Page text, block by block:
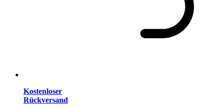
Kostenloser
Rückversand